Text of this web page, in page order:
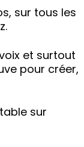
sur tous les
et surtout
pour créer,
sur